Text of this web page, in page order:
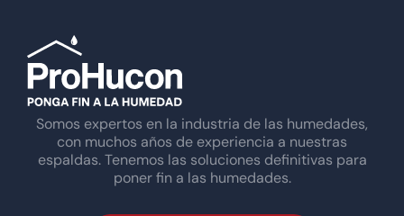
Somos expertos en la industria de las humedades,
con muchos años de experiencia a nuestras
espaldas. Tenemos las soluciones definitivas para
poner fin a las humedades.